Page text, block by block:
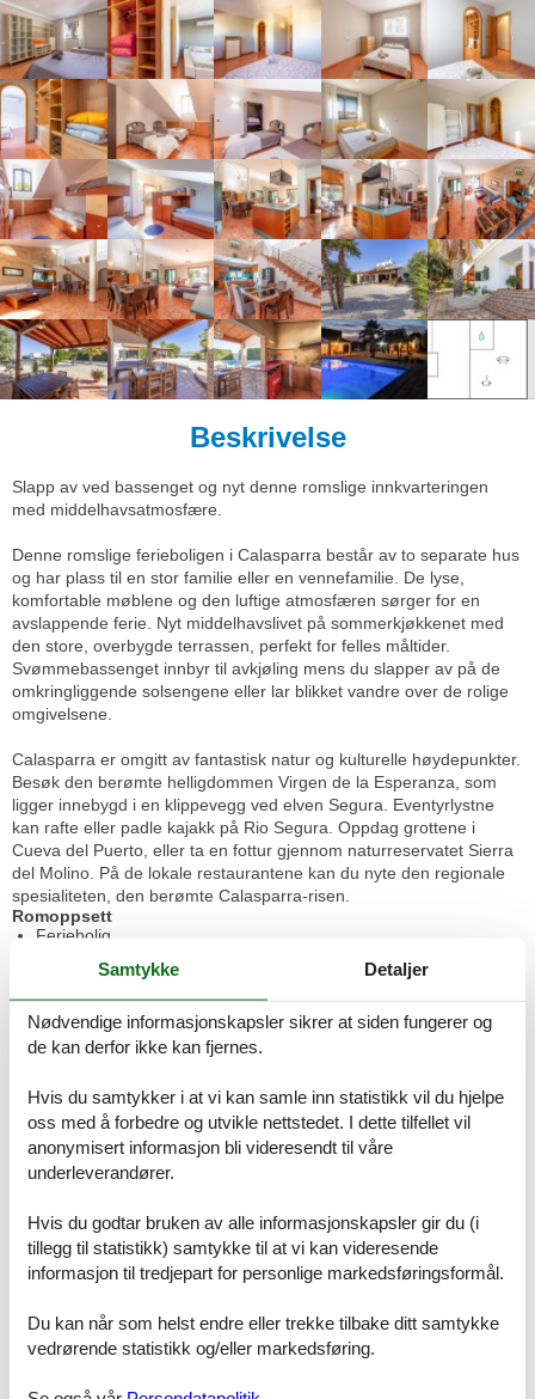
Beskrivelse
Slapp av ved bassenget og nyt denne romslige innkvarteringen
med middelhavsatmosfære.
Denne romslige ferieboligen i Calasparra består av to separate hus
og har plass til en stor familie eller en vennefamilie. De lyse,
komfortable møblene og den luftige atmosfæren sørger for en
avslappende ferie. Nyt middelhavslivet på sommerkjøkkenet med
den store, overbygde terrassen, perfekt for felles måltider.
Svømmebassenget innbyr til avkjøling mens du slapper av på de
omkringliggende solsengene eller lar blikket vandre over de rolige
omgivelsene.
Calasparra er omgitt av fantastisk natur og kulturelle høydepunkter.
Besøk den berømte helligdommen Virgen de la Esperanza, som
ligger innebygd i en klippevegg ved elven Segura. Eventyrlystne
kan rafte eller padle kajakk på Rio Segura. Oppdag grottene i
Cueva del Puerto, eller ta en fottur gjennom naturreservatet Sierra
del Molino. På de lokale restaurantene kan du nyte den regionale
spesialiteten, den berømte Calasparra-risen.
Romoppsett
Feriebolig
Køyeseng
Soverom, 2 personer
Enkelseng
Soverom, 3 personer
Enkelseng
Dobbeltseng
Soverom, 2 personer
Dobbeltseng
Soverom, 2 personer
Dobbeltseng
Soverom, 2 personer
Samtykke Detaljer
Nødvendige informasjonskapsler sikrer at siden fungerer og
de kan derfor ikke kan fjernes.
Hvis du samtykker i at vi kan samle inn statistikk vil du hjelpe
oss med å forbedre og utvikle nettstedet. I dette tilfellet vil
anonymisert informasjon bli videresendt til våre
underleverandører.
Hvis du godtar bruken av alle informasjonskapsler gir du (i
tillegg til statistikk) samtykke til at vi kan videresende
informasjon til tredjepart for personlige markedsføringsformål.
Du kan når som helst endre eller trekke tilbake ditt samtykke
vedrørende statistikk og/eller markedsføring.